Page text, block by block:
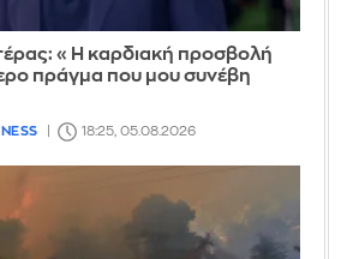
«Η καρδιακή προσβολή
πράγμα που μου συνέβη
18:25, 05.08.2026